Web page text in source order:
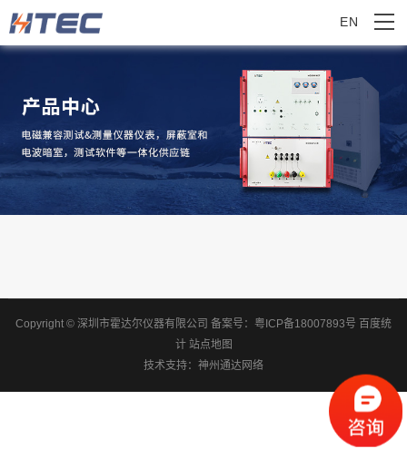
EN
Copyright © 深圳市霍达尔仪器有限公司 备案号： 粤ICP备18007893号 百度统
计 站点地图
技术支持： 神州通达网络